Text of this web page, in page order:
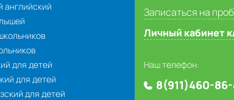
английский
для детей
для детей
для детей
Записаться на
Личный кабинет
Наш телефон:
8(911)460-